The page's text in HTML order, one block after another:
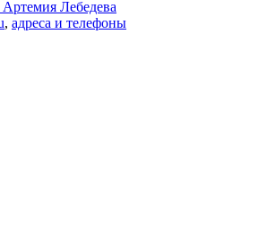
Лебедева
, адреса и телефоны